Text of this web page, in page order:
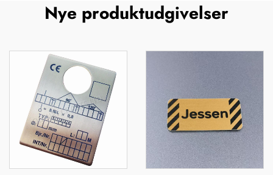
Nye produktudgivelser